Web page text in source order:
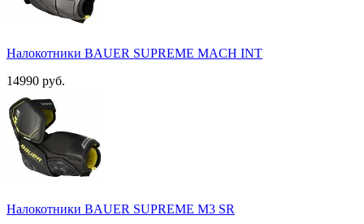
Налокотники BAUER SUPREME MACH INT
14990 руб.
Налокотники BAUER SUPREME M3 SR